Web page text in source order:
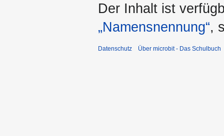
Der Inhalt ist
„Namensnennung“,
Datenschutz Über microbit - Das Schulbuch